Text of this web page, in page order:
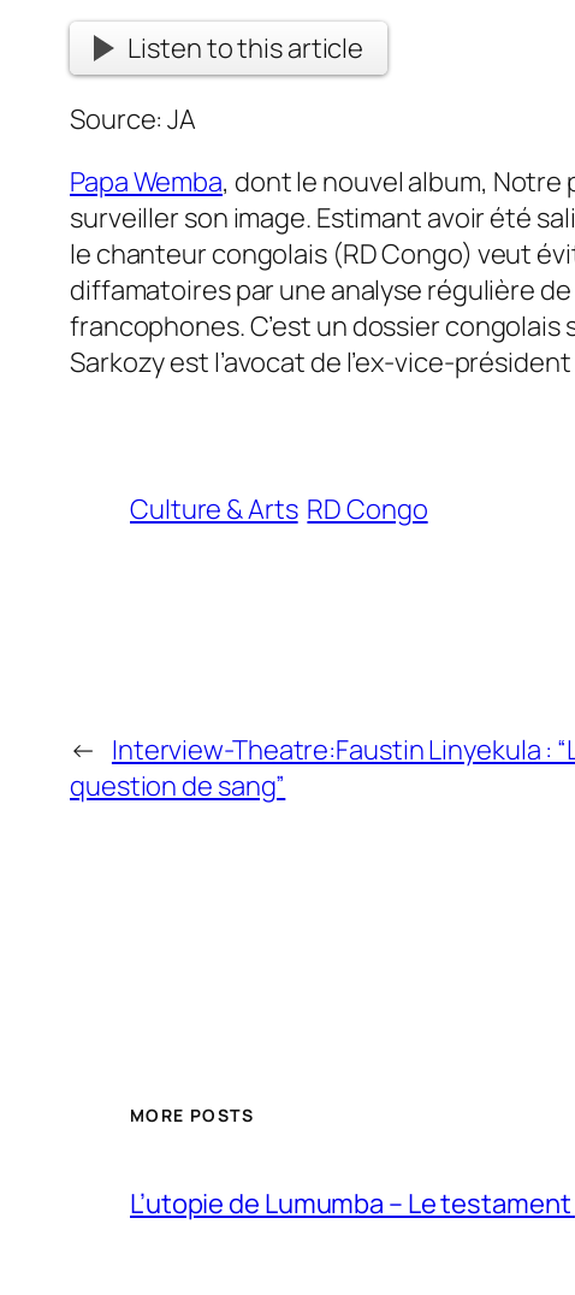
Listen to this article
Source: JA
Papa Wemba, dont le nouvel album, Notre
surveiller son image. Estimant avoir été
le chanteur congolais (RD Congo) veut
diffamatoires par une analyse régulière
francophones. C’est un dossier
Sarkozy est l’avocat de l’ex-vice-
Culture & Arts RD Congo
← Interview-Theatre:Faustin Linyekula :
question de sang”
MORE POSTS
L’utopie de Lumumba – Le